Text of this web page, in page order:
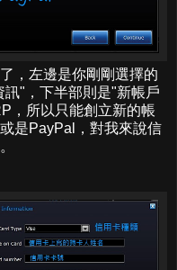
，左邊是你剛剛選擇的
"，下半部則是"新帳戶
，所以只能創立新的帳
是PayPal，對我來說信